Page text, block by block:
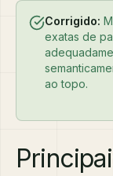
Corrigido:
exatas de
ao topo.